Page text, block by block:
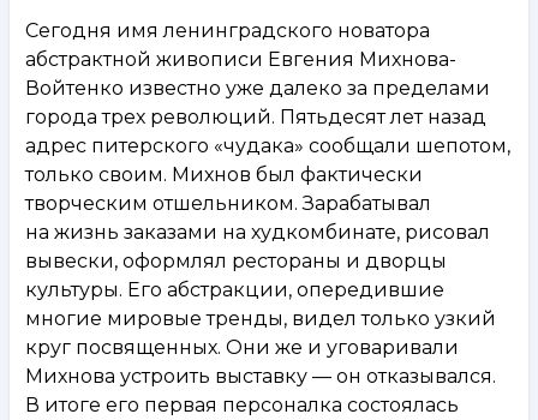
Сегодня имя ленинградского новатора
абстрактной живописи Евгения Михнова-
Войтенко известно уже далеко за пределами
города трех революций. Пятьдесят лет назад
адрес питерского «чудака» сообщали шепотом,
только своим. Михнов был фактически
творческим отшельником. Зарабатывал
на жизнь заказами на худкомбинате, рисовал
вывески, оформлял рестораны и дворцы
культуры. Его абстракции, опередившие
многие мировые тренды, видел только узкий
круг посвященных. Они же и уговаривали
Михнова устроить выставку — он отказывался.
В итоге его первая персоналка состоялась